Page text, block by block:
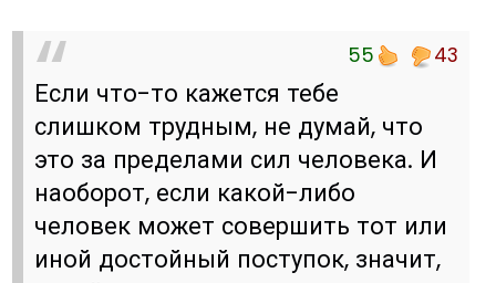
55 43
Если что-то кажется тебе
слишком трудным, не думай, что
это за пределами сил человека. И
наоборот, если какой-либо
человек может совершить тот или
иной достойный поступок, значит,